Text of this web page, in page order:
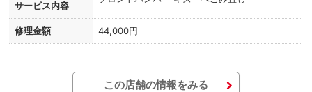
サービス内容
修理金額 44,000円
この店舗の情報をみる